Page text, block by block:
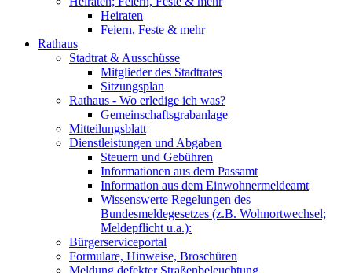
Heiraten
Feiern, Feste & mehr
Rathaus
Stadtrat & Ausschüsse
Mitglieder des Stadtrates
Sitzungsplan
Rathaus - Wo erledige ich was?
Gemeinschaftsgrabanlage
Mitteilungsblatt
Dienstleistungen und Abgaben
Steuern und Gebühren
Informationen aus dem Passamt
Information aus dem Einwohnermeldeamt
Wissenswerte Regelungen des
Bundesmeldegesetzes (z.B. Wohnortwechsel;
Meldepflicht u.a.):
Bürgerserviceportal
Formulare, Hinweise, Broschüren
Meldung defekter Straßenbeleuchtung